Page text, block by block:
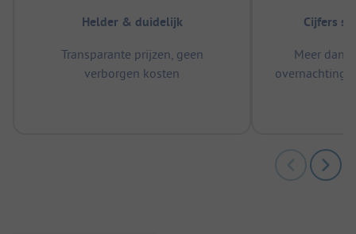
Helder & duidelijk
Transparante prijzen, geen
verborgen kosten
Cijfers
Meer dan